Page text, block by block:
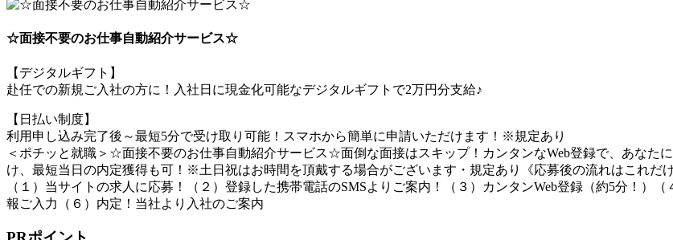
☆面接不要のお仕事自動紹介サービス☆
【デジタルギフト】
赴任での新規ご入社の方に！入社日に現金化可能なデジタルギフトで2万円分支給♪
【日払い制度】
利用申し込み完了後～最短5分で受け取り可能！スマホから簡単に申請いただけます！※規定あり
＜ポチッと就職＞☆面接不要のお仕事自動紹介サービス☆面倒な面接はスキップ！カンタンなWeb登録で、あなた
け、最短当日の内定獲得も可！※土日祝はお時間を頂戴する場合がございます・規定あり《応募後の流れはこれだけ
（１）当サイトの求人に応募！（２）登録した携帯電話のSMSよりご案内！（３）カンタンWeb登録（約5分！
報ご入力（６）内定！当社より入社のご案内